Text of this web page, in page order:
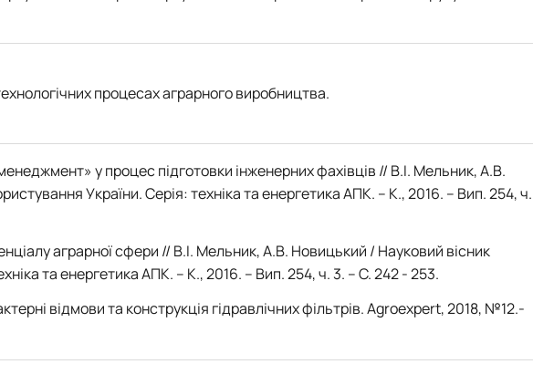
процесах аграрного виробництва.
у процес підготовки інженерних фахівців // В.І. Мельник, А.В.
України. Серія: техніка та енергетика АПК. – К., 2016. – Вип. 254, ч.
аграрної сфери // В.І. Мельник, А.В. Новицький / Науковий вісник
та енергетика АПК. – К., 2016. – Вип. 254, ч. 3. – С. 242 - 253.
відмови та конструкція гідравлічних фільтрів. Agroexpert, 2018, №12.-